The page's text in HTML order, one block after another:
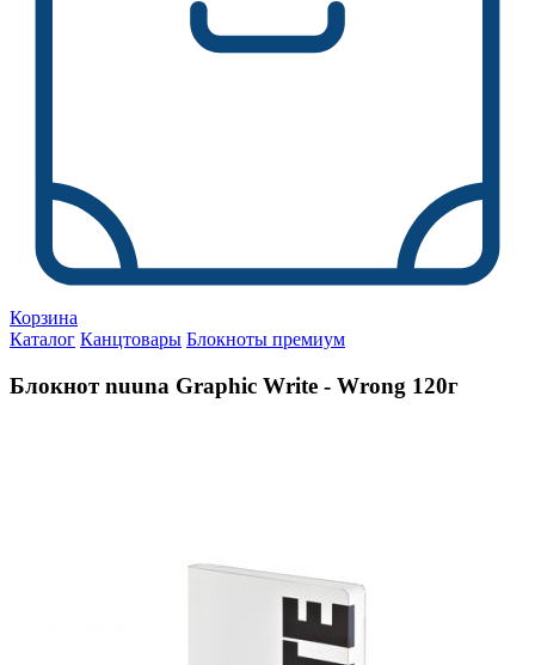
Корзина
Каталог Канцтовары Блокноты премиум
Блокнот nuuna Graphic Write - Wrong 120г